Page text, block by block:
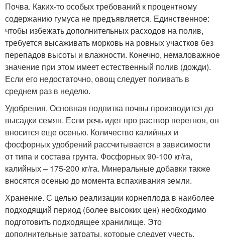
Почва. Каких-то особых требований к процентному
содержанию гумуса не предъявляется. Единственное:
чтобы избежать дополнительных расходов на полив,
требуется высаживать морковь на ровных участков без
перепадов высоты и влажности. Конечно, немаловажное
значение при этом имеет естественный полив (дожди).
Если его недостаточно, овощ следует поливать в
среднем раз в неделю.
Удобрения. Основная подпитка почвы производится до
высадки семян. Если речь идет про раствор перегноя, он
вносится еще осенью. Количество калийных и
фосфорных удобрений рассчитывается в зависимости
от типа и состава грунта. Фосфорных 90-100 кг/га,
калийных – 175-200 кг/га. Минеральные добавки также
вносятся осенью до момента вспахивания земли.
Хранение. С целью реализации корнеплода в наиболее
подходящий период (более высоких цен) необходимо
подготовить подходящее хранилище. Это
дополнительные затраты, которые следует учесть.